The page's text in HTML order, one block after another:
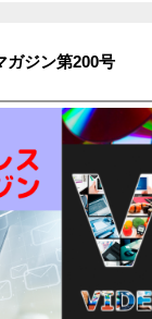
ガジン第200号